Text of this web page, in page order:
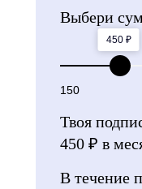
Выбери
450
150
Твоя
450 ₽ в
В течение